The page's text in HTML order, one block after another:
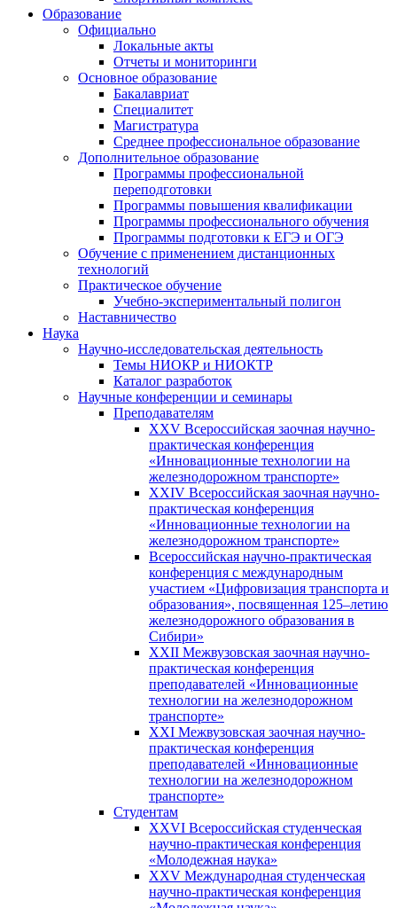
Образование
Официально
Локальные акты
Отчеты и мониторинги
Основное образование
Бакалавриат
Специалитет
Магистратура
Среднее профессиональное образование
Дополнительное образование
Программы профессиональной
переподготовки
Программы повышения квалификации
Программы профессионального обучения
Программы подготовки к ЕГЭ и ОГЭ
Обучение с применением дистанционных
технологий
Практическое обучение
Учебно-экспериментальный полигон
Наставничество
Наука
Научно-исследовательская деятельность
Темы НИОКР и НИОКТР
Каталог разработок
Научные конференции и семинары
Преподавателям
XXV Всероссийская заочная научно-
практическая конференция
«Инновационные технологии на
железнодорожном транспорте»
XXIV Всероссийская заочная научно-
практическая конференция
«Инновационные технологии на
железнодорожном транспорте»
Всероссийская научно-практическая
конференция с международным
участием «Цифровизация транспорта и
образования», посвященная 125–летию
железнодорожного образования в
Сибири»
XXII Межвузовская заочная научно-
практическая конференция
преподавателей «Инновационные
технологии на железнодорожном
транспорте»
XXI Межвузовская заочная научно-
практическая конференция
преподавателей «Инновационные
технологии на железнодорожном
транспорте»
Студентам
XXVI Всероссийская студенческая
научно-практическая конференция
«Молодежная наука»
XXV Международная студенческая
научно-практическая конференция